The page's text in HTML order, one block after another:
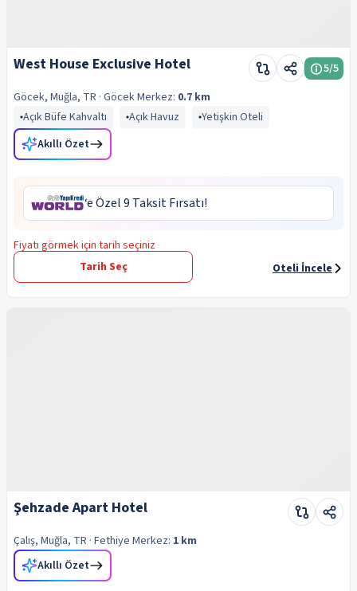
West House Exclusive Hotel 5/5
Göcek, Muğla, TR · GöcekMerkez: 0.7 km
Açık Büfe Kahvaltı
Açık Havuz
Yetişkin Oteli
Akıllı Özet
‘e Özel 9 Taksit Fırsatı!
Fiyatı görmek için tarih seçiniz
Tarih Seç
Oteli İncele
Şehzade Apart Hotel
Çalış, Muğla, TR · Fethiye Merkez: 1 km
Akıllı Özet